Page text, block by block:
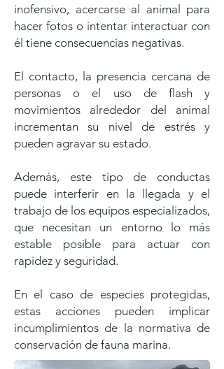
inofensivo, acercarse al animal para
hacer fotos o intentar interactuar con
él tiene consecuencias negativas.
El contacto, la presencia cercana de
personas o el uso de flash y
movimientos alrededor del animal
incrementan su nivel de estrés y
pueden agravar su estado.
Además, este tipo de conductas
puede interferir en la llegada y el
trabajo de los equipos especializados,
que necesitan un entorno lo más
estable posible para actuar con
rapidez y seguridad.
En el caso de especies protegidas,
estas acciones pueden implicar
incumplimientos de la normativa de
conservación de fauna marina.